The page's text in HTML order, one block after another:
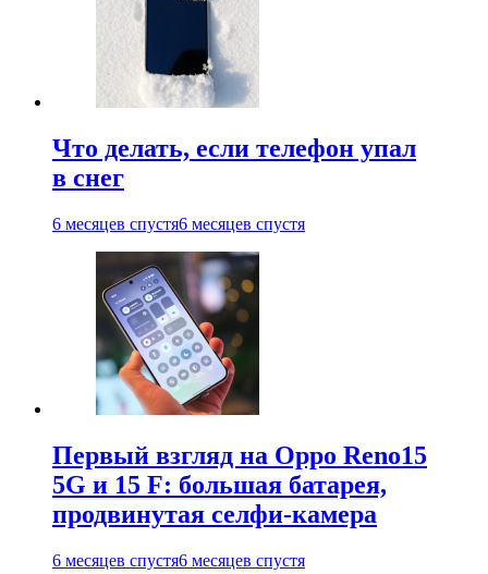
Что делать, если телефон упал
в снег
6 месяцев спустя6 месяцев спустя
Первый взгляд на Oppo Reno15
5G и 15 F: большая батарея,
продвинутая селфи-камера
6 месяцев спустя6 месяцев спустя